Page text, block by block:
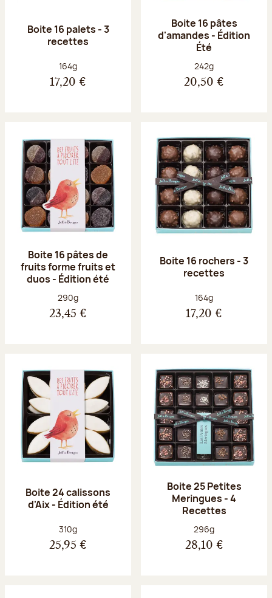
Boite 16 palets - 3
recettes
Poids net :
164g
17,20 €
Boite 16 pâtes
d'amandes - Édition
Été
Poids net :
242g
20,50 €
Boite 16 pâtes de
fruits forme fruits et
duos - Édition été
Poids net :
290g
23,45 €
Boite 16 rochers - 3
recettes
Poids net :
164g
17,20 €
Boite 24 calissons
d'Aix - Édition été
Poids net :
310g
25,95 €
Boite 25 Petites
Meringues - 4
Recettes
Poids net :
296g
28,10 €